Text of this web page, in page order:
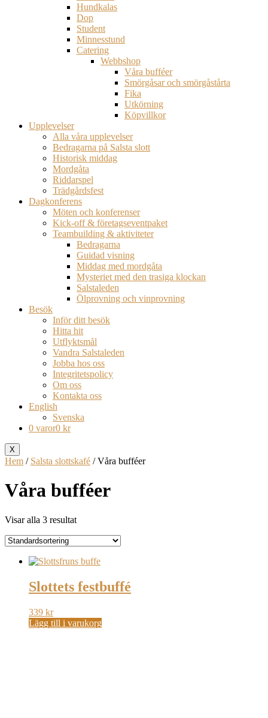
Hundkalas
Dop
Student
Minnesstund
Catering
Webbshop
Våra bufféer
Smörgåsar och smörgåstårta
Fika
Utkörning
Köpvillkor
Upplevelser
Alla våra upplevelser
Bedragarna på Salsta slott
Historisk middag
Mordgåta
Riddarspel
Trädgårdsfest
Dagkonferens
Möten och konferenser
Kick-off & företagseventpaket
Teambuilding & aktiviteter
Bedragarna
Guidad visning
Middag med mordgåta
Mysteriet med den trasiga klockan
Salstaleden
Ölprovning och vinprovning
Besök
Inför ditt besök
Hitta hit
Utflyktsmål
Vandra Salstaleden
Jobba hos oss
Integritetspolicy
Om oss
Kontakta oss
English
Svenska
0 varor0 kr
X
Hem / Salsta slottskafé / Våra bufféer
Våra bufféer
Visar alla 3 resultat
Slottets festbuffé
339 kr
Lägg till i varukorg